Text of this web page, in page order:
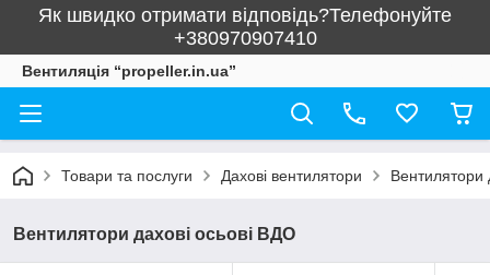
Як швидко отримати відповідь?Телефонуйте
+380970907410
Вентиляція “propeller.in.ua”
Товари та послуги Дахові вентилятори Вентилятори
Вентилятори дахові осьові ВДО